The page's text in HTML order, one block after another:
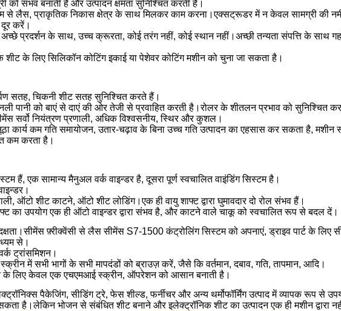
को संभव बनाती है और उत्पादन क्षमता सुनिश्चित करती है।
से लैस, प्राकृतिक निकास क्षेत्र के साथ मिलकर काम करना।एक्सट्रूडर में न केवल सामग्री की
दूर करें।
अच्छे प्रदर्शन के साथ, उच्च क्रूरता, कोई तरंग नहीं, कोई स्थान नहीं।अच्छी तन्यता संपत्ति के साथ
शीट के लिए सिलिकॉन कोटिंग इकाई या पेशेवर कोटिंग मशीन को चुना जा सकता है।
सतह, चिकनी शीट सतह सुनिश्चित करते हैं।
पानी को बाएं से दाएं की ओर तेजी से प्रवाहित करती है।रोलर के शीतलन प्रभाव को सुनिश्चित
सर्वो नियंत्रण प्रणाली, अधिक विश्वसनीय, स्थिर और कुशल।
कार्य कम गति समायोजन, उतार-चढ़ाव के बिना उच्च गति उत्पादन का एहसास कर सकता है, मशीन
कम करता है।
हैं, एक सामान्य मैनुअल वर्क वाइन्डर है, दूसरा पूर्ण स्वचालित वाइंडिंग सिस्टम है।
ऑटो शीट काटने, ऑटो शीट लोडिंग।एक ही वायु शाफ्ट द्वारा घुमावदार दो रोल संभव हैं।
का उपयोग एक ही ऑटो वाइन्डर द्वारा संभव है, और काटने वाले चाकू को स्वचालित रूप से बदल दें।
दक्षता।सीमेंस फ़्रीक्वेंसी से लैस सीमेंस S7-1500 कंट्रोलिंग सिस्टम को अपनाएं, ड्राइव पार्ट के लिए
से।
ट्रांसमिशन।
में सभी भागों के सभी मापदंडों को ब्राउज़ करें, जैसे कि वर्तमान, दबाव, गति, तापमान, आदि।
के लिए केवल एक एचएमआई स्क्रीन, ऑपरेशन को आसान बनाती है।
पैकेजिंग, सीडिंग ट्रे, फेस शील्ड, फर्नीचर और अन्य थर्मोफॉर्मिंग उत्पाद में व्यापक रूप से
है।लेकिन भोजन से संबंधित शीट बनाने और इलेक्ट्रॉनिक शीट का उत्पादन एक ही मशीन द्वारा